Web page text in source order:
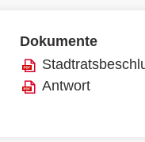
Dokumente
Antwort